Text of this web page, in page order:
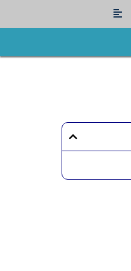
Flyout
Menu